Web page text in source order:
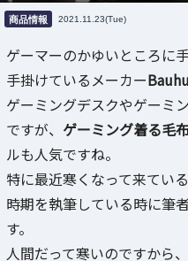
商品情報 2021.11.23(Tue)
ゲーマーのかゆいところに
手掛けているメーカー
ゲーミングデスクやゲーミ
ですが、 ゲーミング着る毛
ルも人気ですね。
特に最近寒くなって来てい
時期を執筆している時に筆
す。
人間だって寒いのですから